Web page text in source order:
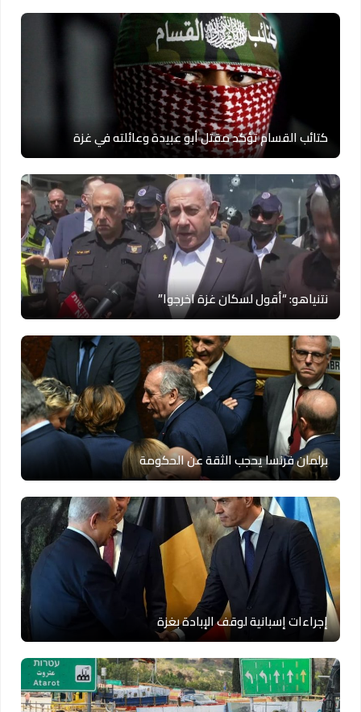
كتائب القسام تؤكد مقتل أبو عبيدة وعائلته في غزة
نتنياهو: “أقول لسكان غزة اخرجوا”
برلمان فرنسا يحجب الثقة عن الحكومة
إجراءات إسبانية لوقف الإبادة بغزة